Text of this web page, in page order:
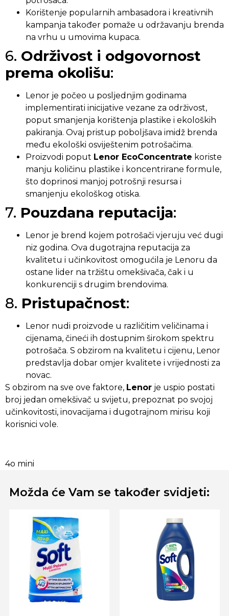
Korištenje popularnih ambasadora i kreativnih
kampanja također pomaže u održavanju brenda
na vrhu u umovima kupaca.
6. Održivost i odgovornost
prema okolišu:
Lenor je počeo u posljednjim godinama
implementirati inicijative vezane za održivost,
poput smanjenja korištenja plastike i ekoloških
pakiranja. Ovaj pristup poboljšava imidž brenda
među ekološki osviještenim potrošačima.
Proizvodi poput Lenor EcoConcentrate koriste
manju količinu plastike i koncentrirane formule,
što doprinosi manjoj potrošnji resursa i
smanjenju ekološkog otiska.
7. Pouzdana reputacija:
Lenor je brend kojem potrošači vjeruju već dugi
niz godina. Ova dugotrajna reputacija za
kvalitetu i učinkovitost omogućila je Lenoru da
ostane lider na tržištu omekšivača, čak i u
konkurenciji s drugim brendovima.
8. Pristupačnost:
Lenor nudi proizvode u različitim veličinama i
cijenama, čineći ih dostupnim širokom spektru
potrošača. S obzirom na kvalitetu i cijenu, Lenor
predstavlja dobar omjer kvalitete i vrijednosti za
novac.
S obzirom na sve ove faktore, Lenor je uspio postati
broj jedan omekšivač u svijetu, prepoznat po svojoj
učinkovitosti, inovacijama i dugotrajnom mirisu koji
korisnici vole.
4o mini
said:
Možda će Vam se također svidjeti: